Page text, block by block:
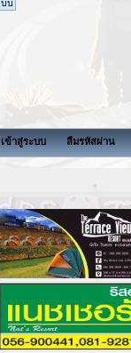
เข้าสู่ระบบ ลืมรหัสผ่าน